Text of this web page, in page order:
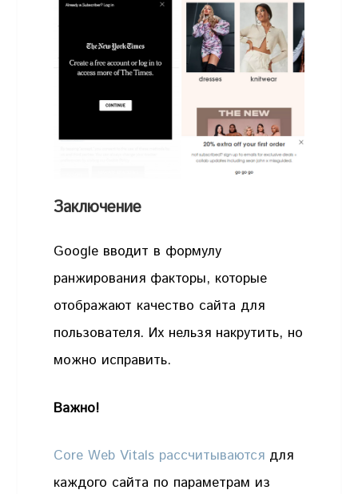
Заключение
Google вводит в формулу
ранжирования факторы, которые
отображают качество сайта для
пользователя. Их нельзя накрутить, но
можно исправить.
Важно!
Core Web Vitals рассчитываются для
каждого сайта по параметрам из